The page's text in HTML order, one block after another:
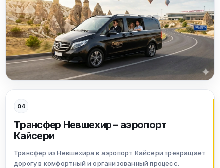
04
Трансфер Невшехир – аэропорт
Кайсери
Трансфер из Невшехира в аэропорт Кайсери превращает
дорогу в комфортный и организованный процесс.